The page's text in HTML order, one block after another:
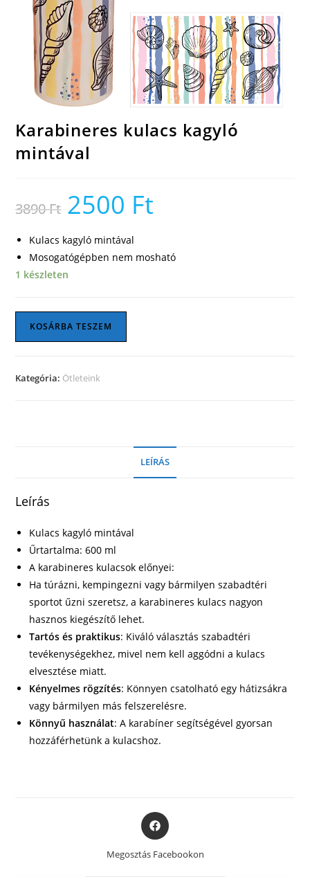
Karabineres kulacs kagyló
mintával
3890Ft
Original
price
was:
2500 Ft
Kulacs kagyló mintával
Mosogatógépben nem mosható
1 készleten
Karabineres
mintával
KOSÁRBA TESZEM
Kategória: Ötleteink
LEÍRÁS
Leírás
Kulacs kagyló mintával
Űrtartalma: 600 ml
A karabineres kulacsok előnyei:
Ha túrázni, kempingezni vagy bármilyen szabadtéri
sportot űzni szeretsz, a karabineres kulacs nagyon
hasznos kiegészítő lehet.
Tartós és praktikus: Kiváló választás szabadtéri
tevékenységekhez, mivel nem kell aggódni a kulacs
elvesztése miatt.
Kényelmes rögzítés: Könnyen csatolható egy hátizsákra
vagy bármilyen más felszerelésre.
Könnyű használat: A karabíner segítségével gyorsan
hozzáférhetünk a kulacshoz.
Opens
in
a
Megosztás Facebookon